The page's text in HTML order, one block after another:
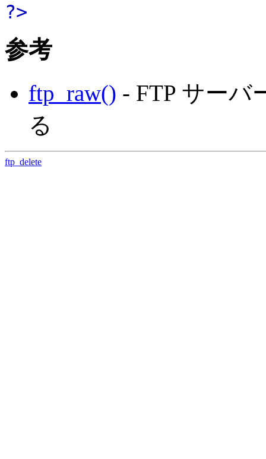
?>
参考
ftp_raw() - FTP サーバ
る
ftp_delete